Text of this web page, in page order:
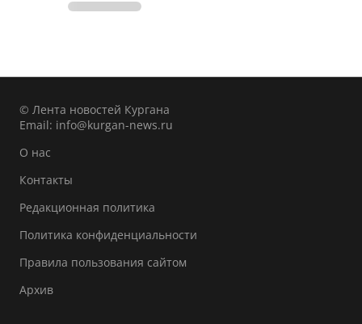
© Лента новостей Кургана
Email: info@kurgan-news.ru
О нас
Контакты
Редакционная политика
Политика конфиденциальности
Правила пользования сайтом
Архив